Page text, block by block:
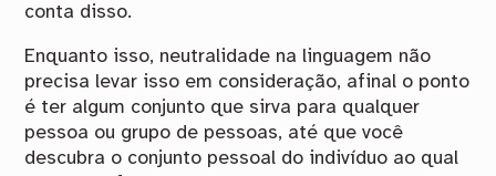
conta disso.
Enquanto isso, neutralidade na linguagem não
precisa levar isso em consideração, afinal o ponto
é ter algum conjunto que sirva para qualquer
pessoa ou grupo de pessoas, até que você
descubra o conjunto pessoal do indivíduo ao qual